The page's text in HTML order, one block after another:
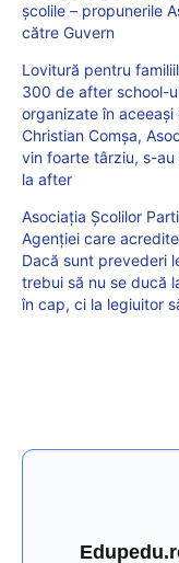
școlile – propunerile
către Guvern
Lovitură pentru
300 de after school-
organizate în
Christian Comșa,
vin foarte târziu, s-
la after
Asociația Școlilor
Agenției care
Dacă sunt prevederi
trebui să nu se ducă
în cap, ci la legiuitor